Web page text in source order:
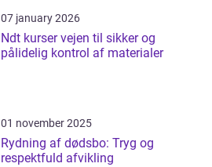
07 january 2026
Ndt kurser vejen til sikker og
pålidelig kontrol af materialer
01 november 2025
Rydning af dødsbo: Tryg og
respektfuld afvikling